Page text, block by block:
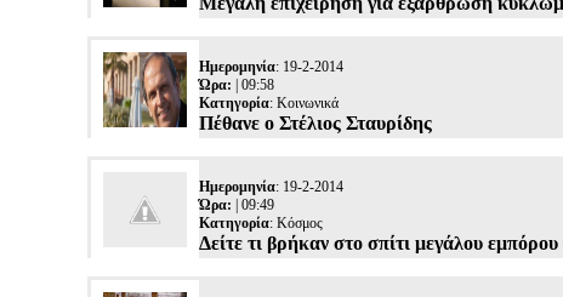
Ημερομηνία: 19-2-2014
Ώρα:
| 09:58
Κατηγορία:Κοινωνικά
Πέθανε ο Στέλιος Σταυρίδης
Ημερομηνία: 19-2-2014
Ώρα:
| 09:49
Κατηγορία:Κόσμος
Δείτε τι βρήκαν στο σπίτι μεγάλου